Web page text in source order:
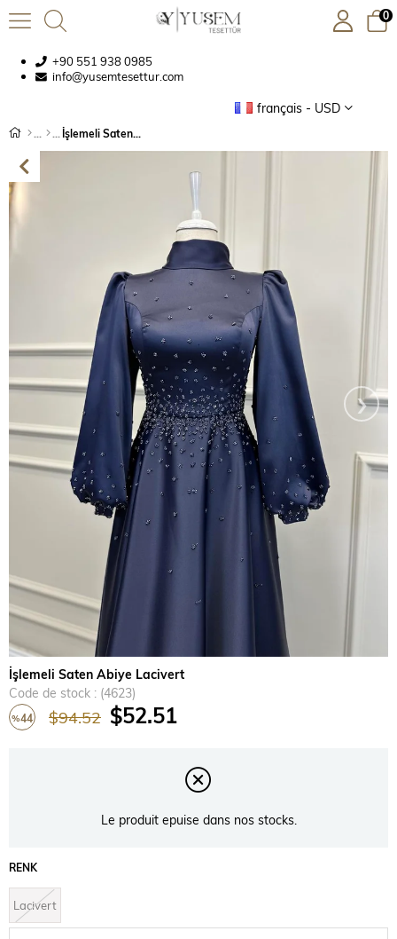
+90 551 938 0985
info@yusemtesettur.com
français - USD
0
İşlemeli Saten Abiye Lacivert
›
İşlemeli Saten Abiye Lacivert
Code de stock
(4623)
%44 $94.52 $52.51
Le produit epuise dans nos stocks.
RENK
Lacivert